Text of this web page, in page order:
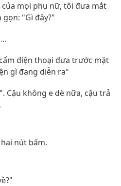
mọi phụ nữ, tôi đưa mắt
"Gì đây?"
điện thoại đưa trước mặt
gì đang diễn ra"
Cậu không e dè nữa, cậu trả
nút bấm.